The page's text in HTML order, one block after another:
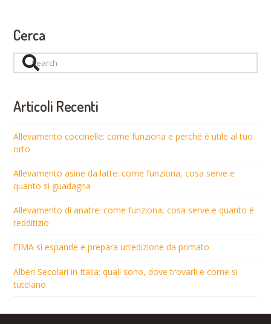
Cerca
Search
Articoli Recenti
Allevamento coccinelle: come funziona e perché è utile al tuo
orto
Allevamento asine da latte: come funziona, cosa serve e
quanto si guadagna
Allevamento di anatre: come funziona, cosa serve e quanto è
redditizio
EIMA si espande e prepara un’edizione da primato
Alberi Secolari in Italia: quali sono, dove trovarli e come si
tutelano